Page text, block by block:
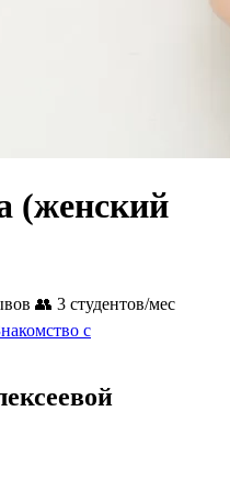
(женский
👥 3 студентов/мес
с